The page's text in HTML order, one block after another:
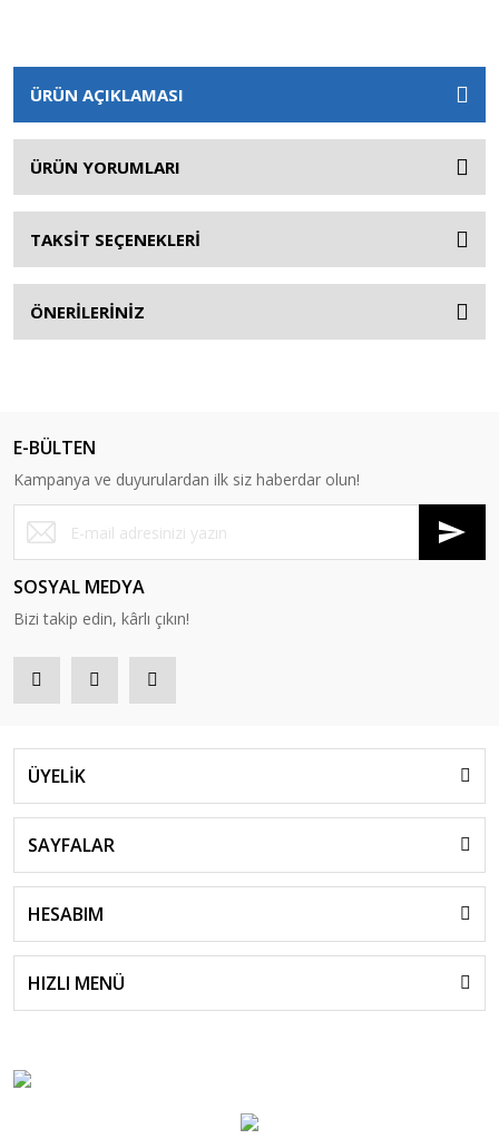
ÜRÜN AÇIKLAMASI
ÜRÜN YORUMLARI
TAKSİT SEÇENEKLERİ
ÖNERİLERİNİZ
E-BÜLTEN
Kampanya ve duyurulardan ilk siz haberdar olun!
SOSYAL MEDYA
Bizi takip edin, kârlı çıkın!
ÜYELİK
SAYFALAR
HESABIM
HIZLI MENÜ